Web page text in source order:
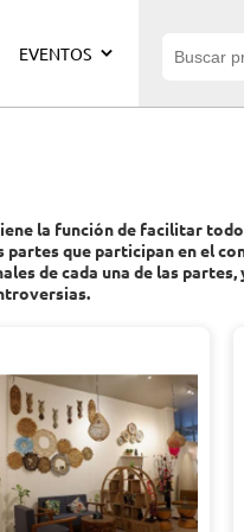
EVENTOS
la función de facilitar
que participan en el
de cada una de las